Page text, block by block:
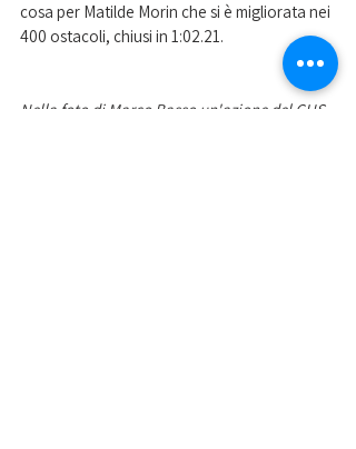
cosa per Matilde Morin che si è migliorata nei
400 ostacoli, chiusi in 1:02.21.
Nella foto di Marco Basso un'azione del CUS